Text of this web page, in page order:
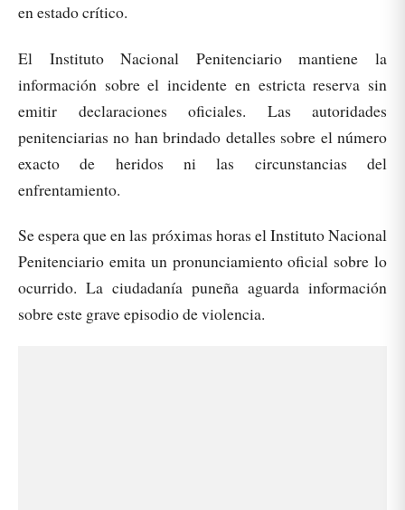
en estado crítico.
El Instituto Nacional Penitenciario mantiene la
información sobre el incidente en estricta reserva sin
emitir declaraciones oficiales. Las autoridades
penitenciarias no han brindado detalles sobre el número
exacto de heridos ni las circunstancias del
enfrentamiento.
Se espera que en las próximas horas el Instituto Nacional
Penitenciario emita un pronunciamiento oficial sobre lo
ocurrido. La ciudadanía puneña aguarda información
sobre este grave episodio de violencia.